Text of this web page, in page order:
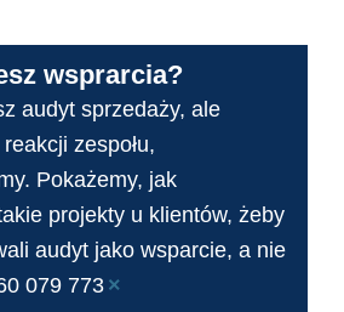
wsprarcia?
audyt sprzedaży, ale
zespołu,
Pokażemy, jak
projekty u klientów, żeby
audyt jako wsparcie, a nie
079 773 ×